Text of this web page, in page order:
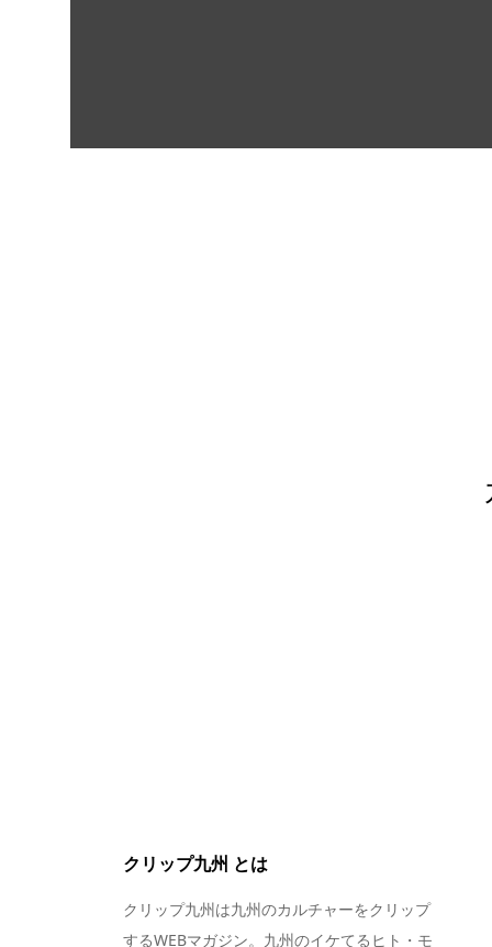
クリップ九州 とは
クリップ九州は九州のカルチャーをクリップ
するWEBマガジン。九州のイケてるヒト・モ